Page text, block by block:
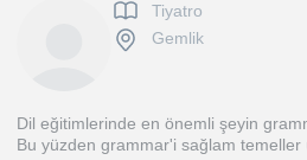
Tiyatro
Gemlik
Dil eğitimlerinde en önemli şeyin
Bu yüzden grammar'i sağlam temeller